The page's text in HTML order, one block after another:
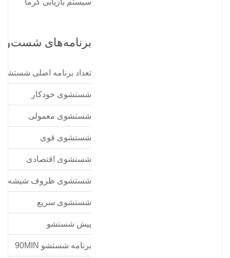
سیستم بازیابی گرما
برنامه‌های
تعداد برنامه اصلی شستشو
شستشوی خودکار
شستشوی معمولی
شستشوی قوی
شستشوی اقتصادی
شستشوی ظروف شیشه
شستشوی سریع
پیش شستشو
برنامه شستشو 90MIN